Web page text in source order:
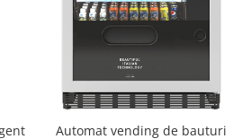
Automat vending de bauturi